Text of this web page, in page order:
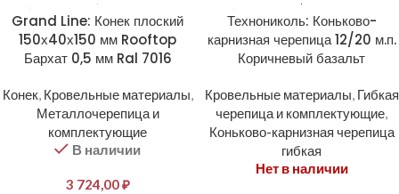
Grand Line: Конек плоский
150х40х150 мм Rooftop
Бархат 0,5 мм Ral 7016
Конек, Кровельные материалы,
Металлочерепица и
комплектующие
В наличии
3 724,00₽
Технониколь: Коньково-
карнизная черепица 12/20 м.п.
Коричневый базальт
Кровельные материалы, Гибкая
черепица и комплектующие,
Коньково-карнизная черепица
гибкая
Нет в наличии